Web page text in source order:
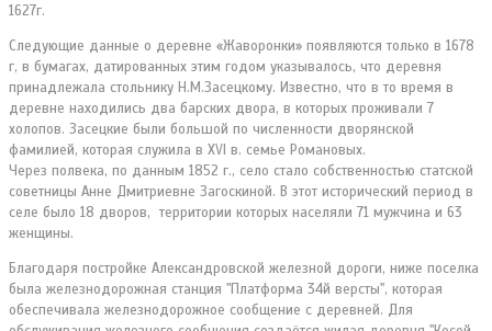
1627г.
Следующие данные о деревне «Жаворонки» появляются только в 1678
г, в бумагах, датированных этим годом указывалось, что деревня
принадлежала стольнику Н.М.Засецкому. Известно, что в то время в
деревне находились два барских двора, в которых проживали 7
холопов. Засецкие были большой по численности дворянской
фамилией, которая служила в XVI в. семье Романовых.
Через полвека, по данным 1852 г., село стало собственностью статской
советницы Анне Дмитриевне Загоскиной. В этот исторический период в
селе было 18 дворов, территории которых населяли 71 мужчина и 63
женщины.
Благодаря постройке Александровской железной дороги, ниже поселка
была железнодорожная станция "Платформа 34й версты", которая
обеспечивала железнодорожное сообщение с деревней. Для